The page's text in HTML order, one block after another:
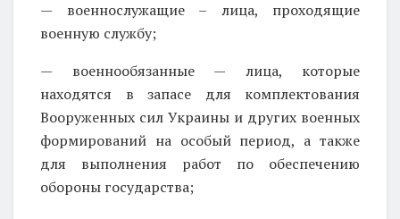
— военнослужащие – лица, проходящие
военную службу;
— военнообязанные — лица, которые
находятся в запасе для комплектования
Вооруженных сил Украины и других военных
формирований на особый период, а также
для выполнения работ по обеспечению
обороны государства;